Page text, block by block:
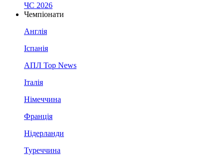
ЧС 2026
Чемпіонати
Англія
Іспанія
АПЛ Top News
Італія
Німеччина
Франція
Нідерланди
Туреччина